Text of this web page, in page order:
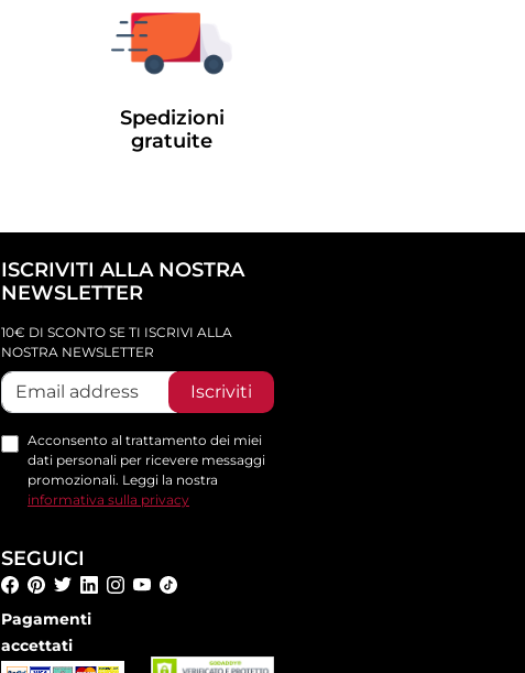
Spedizioni
gratuite
ISCRIVITI ALLA NOSTRA
NEWSLETTER
10€ DI SCONTO SE TI ISCRIVI ALLA
NOSTRA NEWSLETTER
Iscriviti
Acconsento al trattamento dei miei
dati personali per ricevere messaggi
promozionali. Leggi la nostra
informativa sulla privacy
SEGUICI
Pagamenti
accettati